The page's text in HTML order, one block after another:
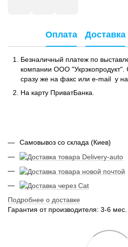
Оплата Доставка
Безналичный платеж по
компании ООО "Укрэкопродукт".
сразу же на факс или e-mail у
На карту ПриватБанка.
Самовывоз со склада (Киев)
Подробнее о доставке
Гарантия от производителя: 3-6 мес.